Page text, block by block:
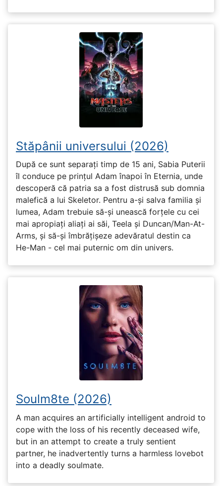
Stăpânii universului (2026)
După ce sunt separați timp de 15 ani, Sabia Puterii
îl conduce pe prințul Adam înapoi în Eternia, unde
descoperă că patria sa a fost distrusă sub domnia
malefică a lui Skeletor. Pentru a-și salva familia și
lumea, Adam trebuie să-și unească forțele cu cei
mai apropiați aliați ai săi, Teela și Duncan/Man-At-
Arms, și să-și îmbrățișeze adevăratul destin ca
He-Man - cel mai puternic om din univers.
Soulm8te (2026)
A man acquires an artificially intelligent android to
cope with the loss of his recently deceased wife,
but in an attempt to create a truly sentient
partner, he inadvertently turns a harmless lovebot
into a deadly soulmate.